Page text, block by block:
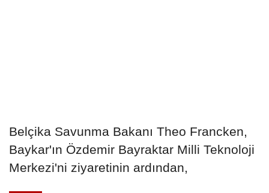
Belçika Savunma Bakanı Theo Francken,
Baykar'ın Özdemir Bayraktar Milli Teknoloji
Merkezi'ni ziyaretinin ardından,